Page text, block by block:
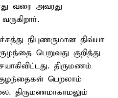
வரை அவரது
நிபுணருமான திவ்யா
பெறுவது குறித்து
திருமணம்
பெறலாம்
திருமணமாகாமலும்